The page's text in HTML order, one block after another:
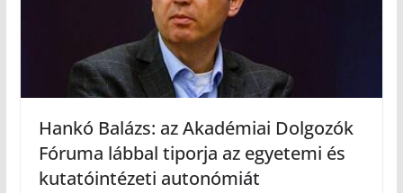
Hankó Balázs: az Akadémiai Dolgozók
Fóruma lábbal tiporja az egyetemi és
kutatóintézeti autonómiát